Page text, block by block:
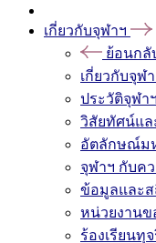
เกี่ยวกับจุฬาฯ
ย้อนกลั
เกี่ยวกับจุฬ
ประวัติจุฬาฯ
วิสัยทัศน์แล
อัตลักษณ์ม
จุฬาฯ กับค
ข้อมูลและ
หน่วยงานข
ร้องเรียนทุ